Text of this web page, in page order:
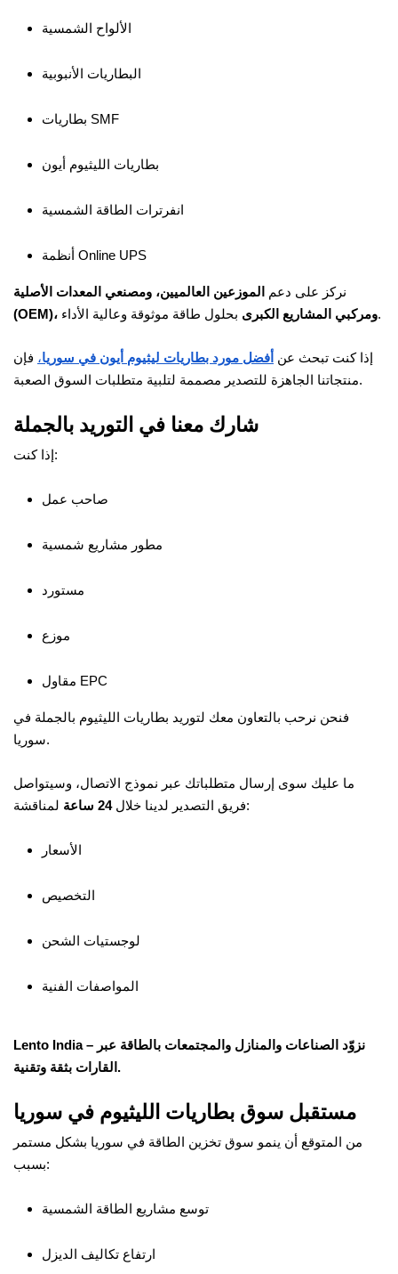
الألواح الشمسية
البطاريات الأنبوبية
بطاريات SMF
بطاريات الليثيوم أيون
انفرترات الطاقة الشمسية
أنظمة Online UPS
نركز على دعم
الموزعين العالميين، ومصنعي المعدات الأصلية
(OEM)، ومركبي المشاريع الكبرىبحلول طاقة موثوقة وعالية الأداء.
إذا كنت تبحث عن أفضل مورد بطاريات ليثيوم أيون في سوريا، فإن
منتجاتنا الجاهزة للتصدير مصممة لتلبية متطلبات السوق الصعبة.
شارك معنا في التوريد بالجملة
إذا كنت:
صاحب عمل
مطور مشاريع شمسية
مستورد
موزع
مقاول EPC
فنحن نرحب بالتعاون معك لتوريد بطاريات الليثيوم بالجملة في
سوريا.
ما عليك سوى إرسال متطلباتك عبر نموذج الاتصال، وسيتواصل
فريق التصدير لدينا خلال24 ساعة لمناقشة:
الأسعار
التخصيص
لوجستيات الشحن
المواصفات الفنية
Lento India – نزوّد الصناعات والمنازل والمجتمعات بالطاقة عبر
القارات بثقة وتقنية.
مستقبل سوق بطاريات الليثيوم في سوريا
من المتوقع أن ينمو سوق تخزين الطاقة في سوريا بشكل مستمر
بسبب:
توسع مشاريع الطاقة الشمسية
ارتفاع تكاليف الديزل